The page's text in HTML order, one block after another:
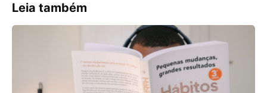
Leia também